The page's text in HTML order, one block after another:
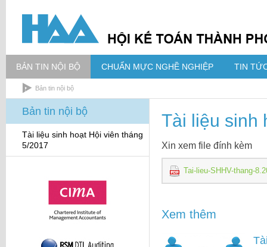
BẢN TIN NỘI BỘ CHUẨN MỰC NGHỀ NGHIỆP TIN
Bản tin nội bộ
Bản tin nội bộ
Tài liệu sinh hoạt Hội viên tháng
5/2017
Tài liệu sinh
Xin xem file đính kèm
Tai-lieu-SHHV-thang-
Xem thêm